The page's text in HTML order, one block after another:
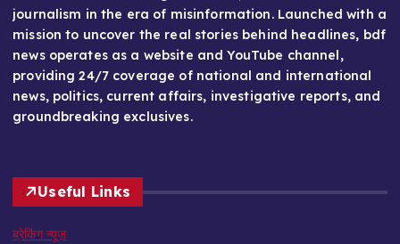
journalism in the era of misinformation. Launched with a
mission to uncover the real stories behind headlines, bdf
news operates as a website and YouTube channel,
providing 24/7 coverage of national and international
news, politics, current affairs, investigative reports, and
groundbreaking exclusives.
Useful Links
ब्रेकिंग न्यूज़